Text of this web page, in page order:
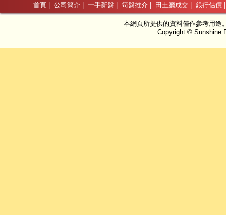
首頁| 公司簡介| 一手新盤| 筍盤推介| 田土廳成交 銀行估價
本網頁所提供的資料僅作參考用途
Copyright © Sunshine